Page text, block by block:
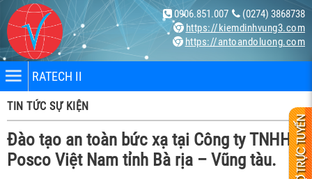
(0274) 3868738
0906.851.007
https://kiemdinhvung3.com
https://antoandoluong.com
RATECH II
TIN TỨC SỰ KIỆN
Đào tạo an toàn bức xạ tại Công ty TNHH
Posco Việt Nam tỉnh Bà rịa – Vũng tàu.